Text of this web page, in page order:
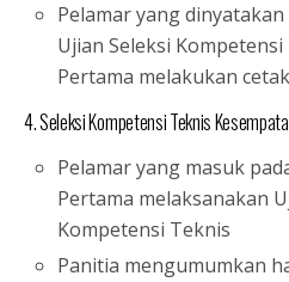
Pelamar yang
Ujian Seleksi
Pertama melakukan
4. Seleksi Kompetensi Teknis
Pelamar yang masuk
Pertama melaksanakan
Kompetensi Teknis
Panitia mengumumkan